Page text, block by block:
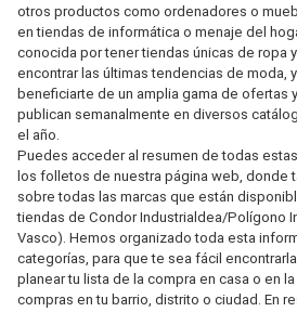
otros productos como ordenadores o
en tiendas de informática o menaje del
conocida por tener tiendas únicas de ropa
encontrar las últimas tendencias de moda,
beneficiarte de un amplia gama de ofertas
publican semanalmente en diversos
el año.
Puedes acceder al resumen de todas
los folletos de nuestra página web, donde
sobre todas las marcas que están
tiendas de Condor Industrialdea/Polígono
Vasco). Hemos organizado toda esta
categorías, para que te sea fácil
planear tu lista de la compra en casa o en
compras en tu barrio, distrito o ciudad. En